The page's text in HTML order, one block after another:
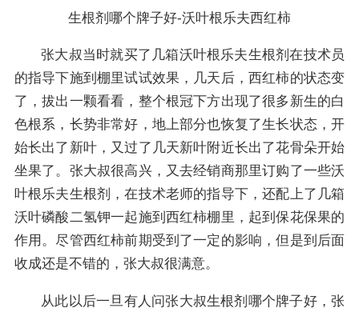
生根剂哪个牌子好-沃叶根乐夫西红柿
张大叔当时就买了几箱沃叶根乐夫生根剂在技术员
的指导下施到棚里试试效果，几天后，西红柿的状态变
了，拔出一颗看看，整个根冠下方出现了很多新生的白
色根系，长势非常好，地上部分也恢复了生长状态，开
始长出了新叶，又过了几天新叶附近长出了花骨朵开始
坐果了。张大叔很高兴，又去经销商那里订购了一些沃
叶根乐夫生根剂，在技术老师的指导下，还配上了几箱
沃叶磷酸二氢钾一起施到西红柿棚里，起到保花保果的
作用。尽管西红柿前期受到了一定的影响，但是到后面
收成还是不错的，张大叔很满意。
从此以后一旦有人问张大叔生根剂哪个牌子好，张